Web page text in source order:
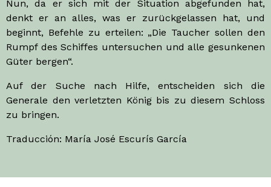
Nun, da er sich mit der Situation abgefunden hat,
denkt er an alles, was er zurückgelassen hat, und
beginnt, Befehle zu erteilen: „Die Taucher sollen den
Rumpf des Schiffes untersuchen und alle gesunkenen
Güter bergen“.
Auf der Suche nach Hilfe, entscheiden sich die
Generale den verletzten König bis zu diesem Schloss
zu bringen.
Traducción: María José Escurís García